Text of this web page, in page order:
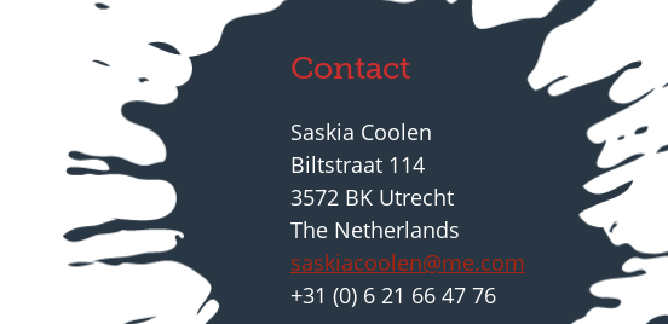
Contact
Saskia Coolen
Biltstraat 114
3572 BK Utrecht
The Netherlands
saskiacoolen@me.com
+31 (0) 6 21 66 47 76